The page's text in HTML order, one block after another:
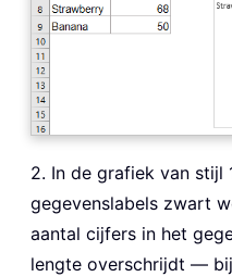
2. In de grafiek van
gegevenslabels zwart
aantal cijfers in het
lengte overschrijdt —